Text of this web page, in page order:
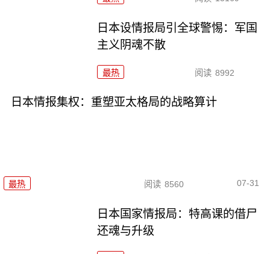
日本设情报局引全球警惕：军国
主义阴魂不散
最热 阅读 8992
日本情报集权：重塑亚太格局的战略算计
最热 阅读 8560 07-31
日本国家情报局：特高课的借尸
还魂与升级